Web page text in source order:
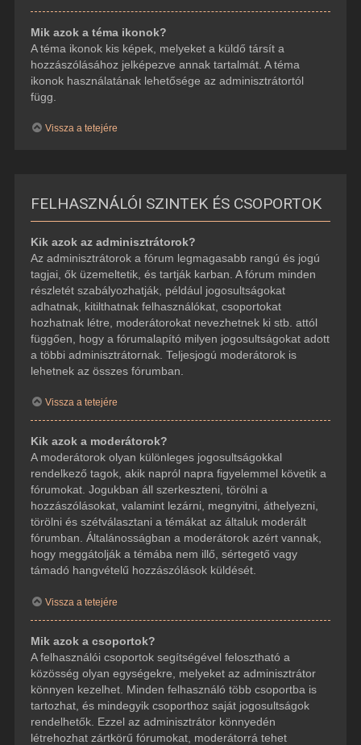
Mik azok a téma ikonok?
A téma ikonok kis képek, melyeket a küldő társít a
hozzászólásához jelképezve annak tartalmát. A téma
ikonok használatának lehetősége az adminisztrátortól
függ.
Vissza a tetejére
FELHASZNÁLÓI SZINTEK ÉS CSOPORTOK
Kik azok az adminisztrátorok?
Az adminisztrátorok a fórum legmagasabb rangú és jogú
tagjai, ők üzemeltetik, és tartják karban. A fórum minden
részletét szabályozhatják, például jogosultságokat
adhatnak, kitilthatnak felhasználókat, csoportokat
hozhatnak létre, moderátorokat nevezhetnek ki stb. attól
függően, hogy a fórumalapító milyen jogosultságokat adott
a többi adminisztrátornak. Teljesjogú moderátorok is
lehetnek az összes fórumban.
Vissza a tetejére
Kik azok a moderátorok?
A moderátorok olyan különleges jogosultságokkal
rendelkező tagok, akik napról napra figyelemmel követik a
fórumokat. Jogukban áll szerkeszteni, törölni a
hozzászólásokat, valamint lezárni, megnyitni, áthelyezni,
törölni és szétválasztani a témákat az általuk moderált
fórumban. Általánosságban a moderátorok azért vannak,
hogy meggátolják a témába nem illő, sértegető vagy
támadó hangvételű hozzászólások küldését.
Vissza a tetejére
Mik azok a csoportok?
A felhasználói csoportok segítségével felosztható a
közösség olyan egységekre, melyeket az adminisztrátor
könnyen kezelhet. Minden felhasználó több csoportba is
tartozhat, és mindegyik csoporthoz saját jogosultságok
rendelhetők. Ezzel az adminisztrátor könnyedén
létrehozhat zártkörű fórumokat, moderátorrá tehet